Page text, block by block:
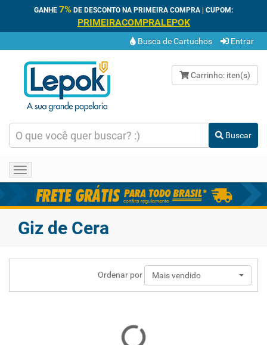
GANHE 7% DE DESCONTO NA PRIMEIRA COMPRA | CUPOM:
PRIMEIRACOMPRALEPOK
Busca de Cartuchos Entrar
Carrinho: iten(s)
Buscar
Toggle
navigation
Giz de Cera
Ordenar por Mais vendido